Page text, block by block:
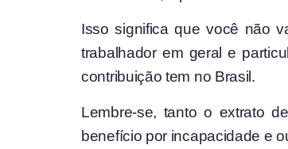
Isso significa que você não
trabalhador em geral e
contribuição tem no Brasil.
Lembre-se, tanto o extrato
benefício por incapacidade e